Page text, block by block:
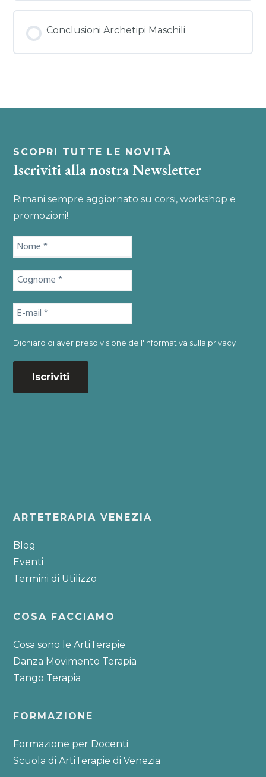
Conclusioni Archetipi Maschili
SCOPRI TUTTE LE NOVITÀ
Iscriviti alla nostra Newsletter
Rimani sempre aggiornato su corsi, workshop e
promozioni!
Dichiaro di aver preso visione dell'informativa sulla privacy
Footer
ARTETERAPIA VENEZIA
Blog
Eventi
Termini di Utilizzo
COSA FACCIAMO
Cosa sono le ArtiTerapie
Danza Movimento Terapia
Tango Terapia
FORMAZIONE
Formazione per Docenti
Scuola di ArtiTerapie di Venezia